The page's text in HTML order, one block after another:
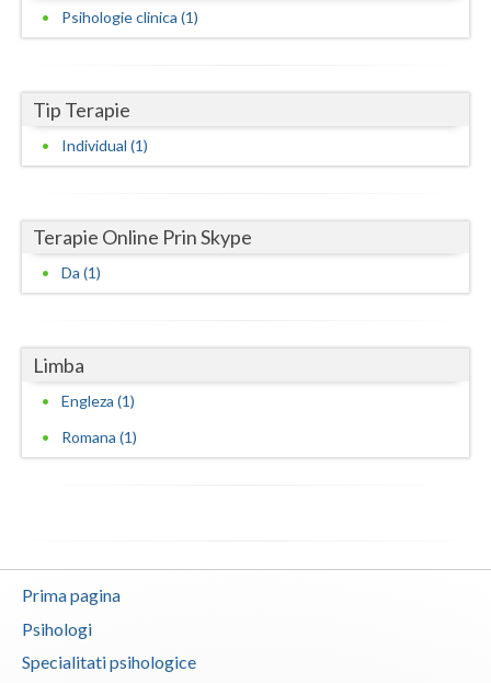
Suceava
Timis
Tulcea
Vaslui
Vrancea
Psihologie clinica (1)
Tip Terapie
Individual (1)
Terapie Online Prin Skype
Da (1)
Limba
Engleza (1)
Romana (1)
Prima pagina
Psihologi
Specialitati psihologice